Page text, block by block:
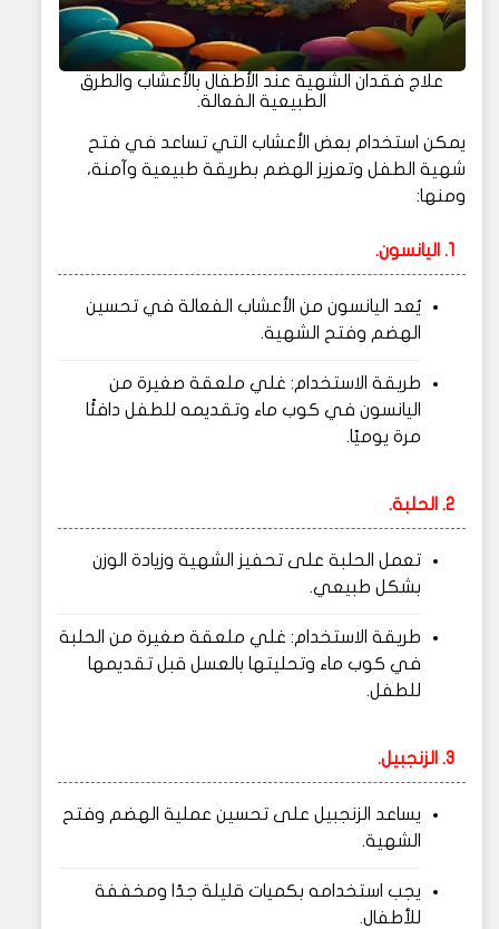
علاج فقدان الشهية عند الأطفال بالأعشاب والطرق
الطبيعية الفعالة.
يمكن استخدام بعض الأعشاب التي تساعد في فتح
شهية الطفل وتعزيز الهضم بطريقة طبيعية وآمنة،
ومنها:
1. اليانسون.
يُعد اليانسون من الأعشاب الفعالة في تحسين
الهضم وفتح الشهية.
طريقة الاستخدام: غلي ملعقة صغيرة من
اليانسون في كوب ماء وتقديمه للطفل دافئًا
مرة يوميًا.
2. الحلبة.
تعمل الحلبة على تحفيز الشهية وزيادة الوزن
بشكل طبيعي.
طريقة الاستخدام: غلي ملعقة صغيرة من الحلبة
في كوب ماء وتحليتها بالعسل قبل تقديمها
للطفل.
3. الزنجبيل.
يساعد الزنجبيل على تحسين عملية الهضم وفتح
الشهية.
يجب استخدامه بكميات قليلة جدًا ومخففة
للأطفال.